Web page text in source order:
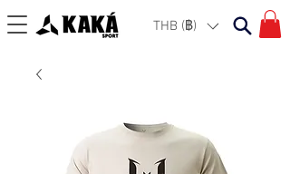
THB (฿)